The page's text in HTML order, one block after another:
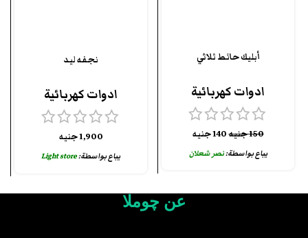
أبليك حائط ثلاثي
ادوات كهربائية
150جنيه140جنيه
يباع بواسطة:نصر شعلان
نجفه ليد
ادوات كهربائية
1,900جنيه
يباع بواسطة:Light store
عن چوملا